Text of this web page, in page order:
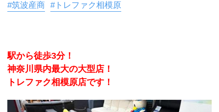
#筑波産商
#トレファク相模原
駅から徒歩3分！
神奈川県内最大の大型店！
トレファク相模原店です！